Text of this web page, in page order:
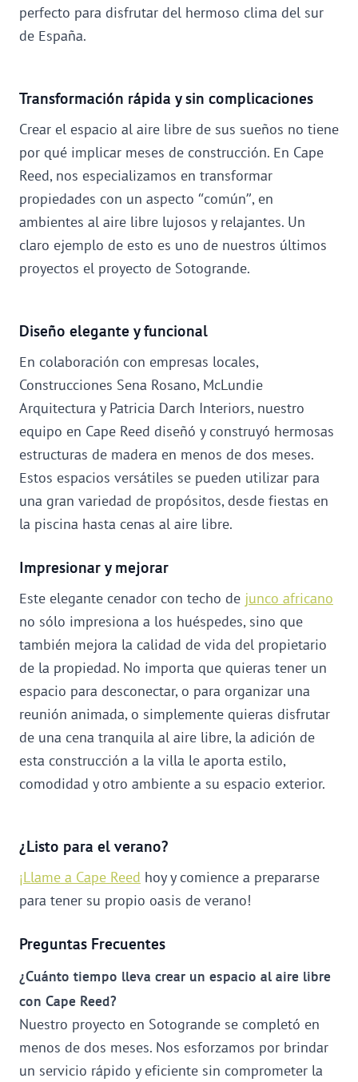
perfecto para disfrutar del hermoso clima del sur
de España.
Transformación rápida y sin complicaciones
Crear el espacio al aire libre de sus sueños no tiene
por qué implicar meses de construcción. En Cape
Reed, nos especializamos en transformar
propiedades con un aspecto “común”, en
ambientes al aire libre lujosos y relajantes. Un
claro ejemplo de esto es uno de nuestros últimos
proyectos el proyecto de Sotogrande.
Diseño elegante y funcional
En colaboración con empresas locales,
Construcciones Sena Rosano, McLundie
Arquitectura y Patricia Darch Interiors, nuestro
equipo en Cape Reed diseñó y construyó hermosas
estructuras de madera en menos de dos meses.
Estos espacios versátiles se pueden utilizar para
una gran variedad de propósitos, desde fiestas en
la piscina hasta cenas al aire libre.
Impresionar y mejorar
Este elegante cenador con techo de junco africano
no sólo impresiona a los huéspedes, sino que
también mejora la calidad de vida del propietario
de la propiedad. No importa que quieras tener un
espacio para desconectar, o para organizar una
reunión animada, o simplemente quieras disfrutar
de una cena tranquila al aire libre, la adición de
esta construcción a la villa le aporta estilo,
comodidad y otro ambiente a su espacio exterior.
¿Listo para el verano?
¡Llame a Cape Reed hoy y comience a prepararse
para tener su propio oasis de verano!
Preguntas Frecuentes
¿Cuánto tiempo lleva crear un espacio al aire libre
con Cape Reed?
Nuestro proyecto en Sotogrande se completó en
menos de dos meses. Nos esforzamos por brindar
un servicio rápido y eficiente sin comprometer la